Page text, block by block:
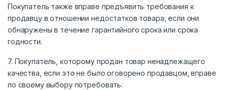
Покупатель также вправе предъявить требования к
продавцу в отношении недостатков товара, если они
обнаружены в течение гарантийного срока или срока
годности.
7. Покупатель, которому продан товар ненадлежащего
качества, если это не было оговорено продавцом, вправе
по своему выбору потребовать: